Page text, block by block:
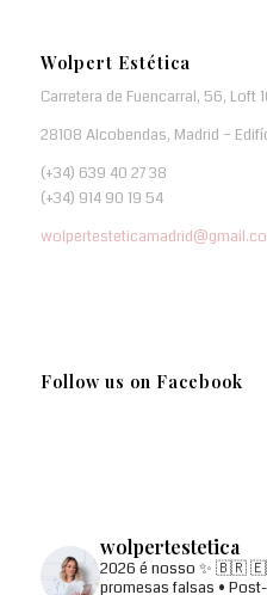
Wolpert Estética
Carretera de Fuencarral, 56, Loft
28108 Alcobendas, Madrid –
(+34) 639 40 27 38
(+34) 914 90 19 54
Follow us on Facebook
wolpertestetica
2026 é nosso ✨ 🇧🇷
promesas falsas •